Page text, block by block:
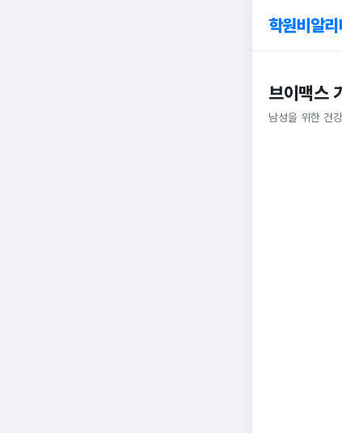
학원비알
브이맥스
남성을 위한 건